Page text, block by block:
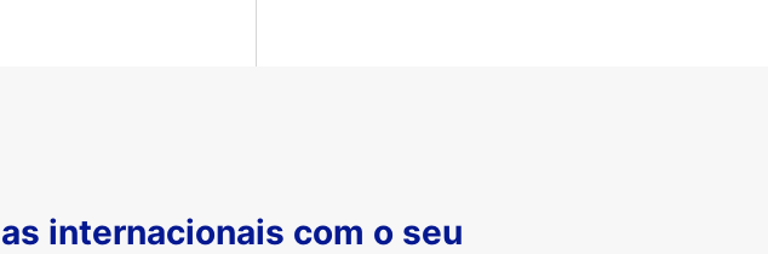
internacionais com o seu